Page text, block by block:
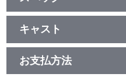
『アソビストア presents THE
SUMMER PARTY 2019』CD封
入者限定イベントへの応募券封入
期間生産限定特典
ゲーム『アイドルマスター シ
品番：LACM-14862
ジャンル：ゲーム音楽
シングル
／25分
キャスト
イルミネーションスターズ
お支払方法